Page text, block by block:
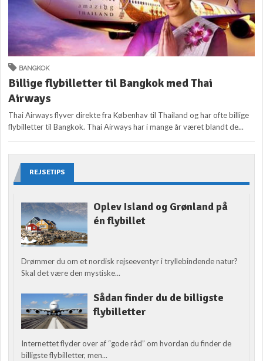
BANGKOK
Billige flybilletter til Bangkok med Thai
Airways
Thai Airways flyver direkte fra Københav til Thailand og har ofte billige
flybilletter til Bangkok. Thai Airways har i mange år været blandt de...
REJSETIPS
Oplev Island og Grønland på
én flybillet
Drømmer du om et nordisk rejseeventyr i tryllebindende natur?
Skal det være den mystiske...
Sådan finder du de billigste
flybilletter
Internettet flyder over af “gode råd” om hvordan du finder de
billigste flybilletter, men...